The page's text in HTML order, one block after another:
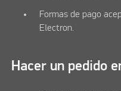
Formas de pago
Electron.
Hacer un pedido